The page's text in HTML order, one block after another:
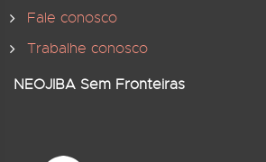
Fale conosco
Trabalhe conosco
NEOJIBA Sem Fronteiras